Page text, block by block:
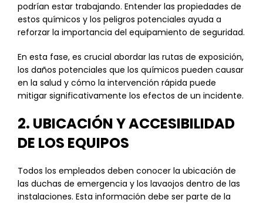
podrían estar trabajando. Entender las propiedades de
estos químicos y los peligros potenciales ayuda a
reforzar la importancia del equipamiento de seguridad.
En esta fase, es crucial abordar las rutas de exposición,
los daños potenciales que los químicos pueden causar
en la salud y cómo la intervención rápida puede
mitigar significativamente los efectos de un incidente.
2. UBICACIÓN Y ACCESIBILIDAD
DE LOS EQUIPOS
Todos los empleados deben conocer la ubicación de
las duchas de emergencia y los lavaojos dentro de las
instalaciones. Esta información debe ser parte de la